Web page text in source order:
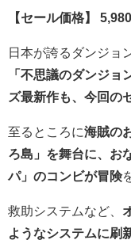
【セール価格】
日本が誇るダンジョ
「不思議のダンジョ
ズ最新作も、今回の
至るところに海賊の
ろ島」を舞台に、お
パ」のコンビが冒険
救助システムなど、
ようなシステムに刷